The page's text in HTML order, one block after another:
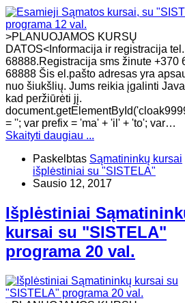
>PLANUOJAMOS KURSŲ
DATOS<Informacija ir registracija
68888.Registracija sms žinute +370
68888 Šis el.pašto adresas yra
nuo šiukšlių. Jums reikia įgalinti
kad peržiūrėti jį.
= ''; var prefix = 'ma' + 'il' + 'to'; var…
Skaityti daugiau ...
Paskelbtas Sąmatininkų kursai
išplėstiniai su "SISTELA"
Sausio 12, 2017
Išplėstiniai
kursai su "SISTELA"
programa 20 val.